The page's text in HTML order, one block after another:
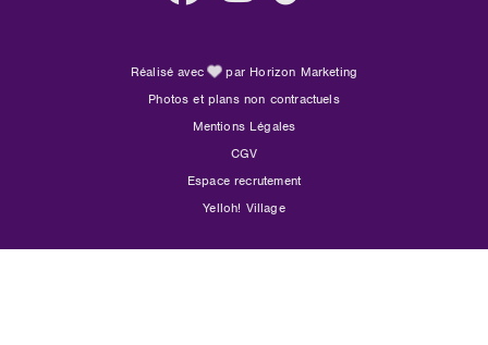
Réalisé avec
par Horizon Marketing
Photos et plans non contractuels
Mentions Légales
CGV
Espace recrutement
Yelloh! Village